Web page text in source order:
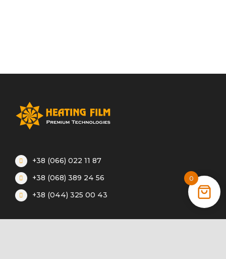
+38 (066) 022 11 87
+38 (068) 389 24 56
+38 (044) 325 00 43
0